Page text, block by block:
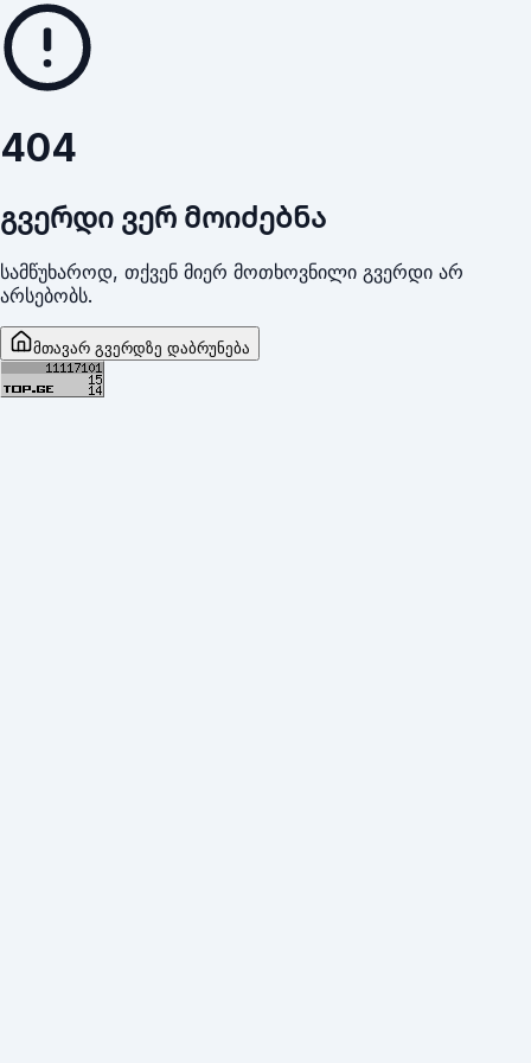
404
გვერდი ვერ მოიძებნა
სამწუხაროდ, თქვენ მიერ მოთხოვნილი გვერდი არ
არსებობს.
მთავარ გვერდზე დაბრუნება